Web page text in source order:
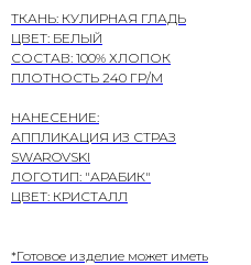
ТКАНЬ: КУЛИРНАЯ ГЛАДЬ
ЦВЕТ: БЕЛЫЙ
СОСТАВ: 100% ХЛОПОК
ПЛОТНОСТЬ 240 ГР/М
НАНЕСЕНИЕ:
АППЛИКАЦИЯ ИЗ СТРАЗ
SWAROVSKI
ЛОГОТИП: "АРАБИК"
ЦВЕТ: КРИСТАЛЛ
*Готовое изделие может иметь